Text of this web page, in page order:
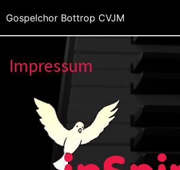
Impressum
Gospelchor Bottrop CVJM